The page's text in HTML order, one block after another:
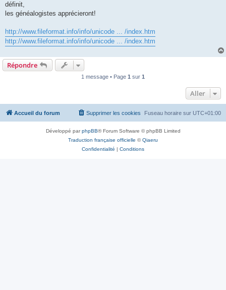
a
g
définit,
les généalogistes apprécieront!
http://www.fileformat.info/info/unicode ... /index.htm
http://www.fileformat.info/info/unicode ... /index.htm
Répondre
1 message • Page 1 sur 1
Aller
Accueil du forum Fuseau horaire sur UTC+01:00
Supprimer les cookies
Développé parphpBB® Forum Software © phpBB Limited
Traduction française officielle ©Qiaeru
Confidentialité | Conditions